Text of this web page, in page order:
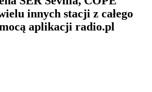
innych stacji z całego
aplikacji radio.pl